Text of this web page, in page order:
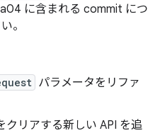
に含まれる commit につ
。
パラメータをリファ
リアする新しい API を追